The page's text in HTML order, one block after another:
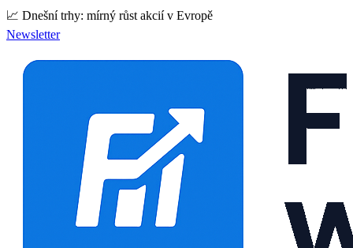
📈 Dnešní trhy: mírný růst akcií v Evropě
Newsletter